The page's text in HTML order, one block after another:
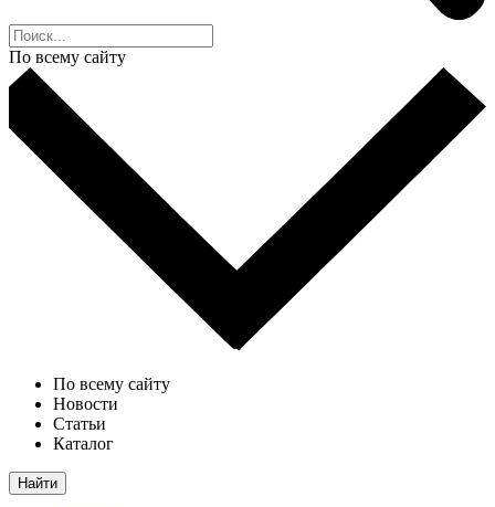
По всему сайту
По всему сайту
Новости
Статьи
Каталог
Найти